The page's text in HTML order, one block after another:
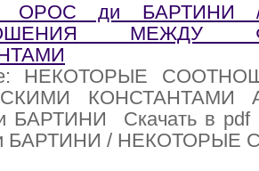
ОРОС ди БАРТИНИ
МЕЖДУ
НЕКОТОРЫЕ
КОНСТАНТАМИ
БАРТИНИ Скачать в pdf
БАРТИНИ / НЕКОТОРЫЕ